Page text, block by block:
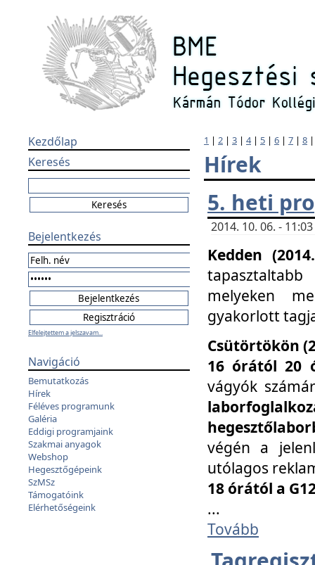
Kezdőlap
Keresés
Bejelentkezés
Elfelejtettem a jelszavam...
Navigáció
Bemutatkozás
Hírek
Féléves programunk
Galéria
Eddigi programjaink
Szakmai anyagok
Webshop
Hegesztőgépeink
SzMSz
Támogatóink
Elérhetőségeink
1 | 2 | 3 | 4| 5 | 6 | 7 | 8
Hírek
5. heti
2014. 10. 06. -
Kedden
melyeken
gyakorlott
Csütörtökön
16 órától 20
vágyók
végén a
utólagos
18 órától a
...
Tovább